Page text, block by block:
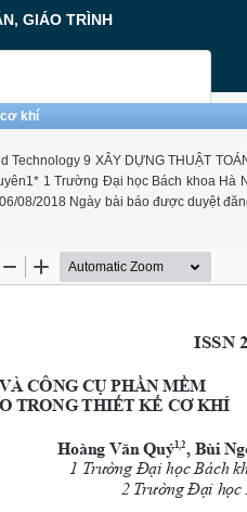
GIÁO TRÌNH
khí
9 XÂY DỰNG THUẬT
1 Trường Đại học Bách khoa
08/2018 Ngày bài báo được duyệt